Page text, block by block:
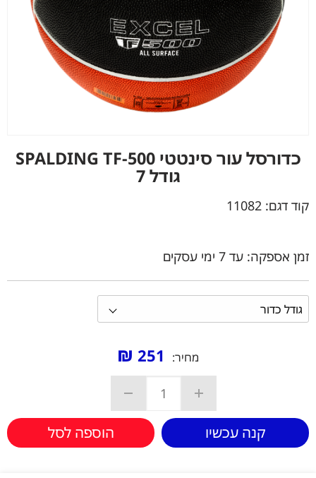
כדורסל עור סינטטי SPALDING TF-500
גודל 7
קוד דגם: 11082
זמן אספקה: עד 7 ימי עסקים
מחיר: 251
₪
קנה עכשיו הוספה לסל